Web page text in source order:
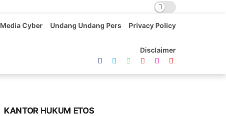
Cyber Undang Undang Pers Privacy Policy
Disclaimer
KANTOR HUKUM ETOS